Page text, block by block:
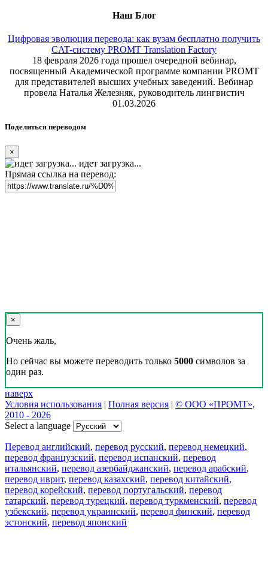
Наш Блог
Цифровая эволюция перевода: как вузам бесплатно получить
CAT-систему PROMT Translation Factory
18 февраля 2026 года прошел очередной вебинар,
посвященный Академической программе компании PROMT
для представителей высших учебных заведений. Вебинар
провела Наталья Железняк, руководитель лингвистич
01.03.2026
Поделиться переводом
×
идет загрузка...
Прямая ссылка на перевод:
×
Очень жаль,
Но сейчас вы можете переводить только 5000 символов за
один раз.
наверх
Условия использования | Полная версия | © ООО «ПРОМТ»,
2010 - 2026
Select a language
Перевод английский, перевод русский, перевод немецкий,
перевод французский, перевод испанский, перевод
итальянский, перевод азербайджанский, перевод арабский,
перевод иврит, перевод казахский, перевод китайский,
перевод корейский, перевод португальский, перевод
татарский, перевод турецкий, перевод туркменский, перевод
узбекский, перевод украинский, перевод финский, перевод
эстонский, перевод японский